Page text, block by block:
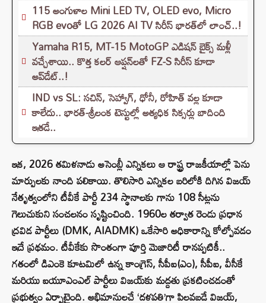
115 అంగుళాల Mini LED TV, OLED evo, Micro
RGB evoతో LG 2026 AI TV సిరీస్ భారత్‌లో లాంచ్..!
Yamaha R15, MT-15 MotoGP ఎడిషన్ బైక్స్ మళ్లీ
వచ్చేశాయి.. కొత్త కలర్ ఆప్షన్‌లతో FZ-S సిరీస్ కూడా
అప్‌డేట్..!
IND vs SL: సచిన్, సెహ్వాగ్, ధోనీ, రోహిత్‌ వల్ల కూడా
కాలేదు.. భారత్-శ్రీలంక టెస్టుల్లో అత్యధిక సిక్సర్లు బాదింది
ఇతడే..
ఇక, 2026 తమిళనాడు అసెంబ్లీ ఎన్నికలు ఆ రాష్ట్ర రాజకీయాల్లో పెను
మార్పులకు నాంది పలికాయి. తొలిసారి ఎన్నికల బరిలోకి దిగిన విజయ్
నేతృత్వంలోని టీవీకే పార్టీ 234 స్థానాలకు గాను 108 సీట్లను
గెలుచుకుని సంచలనం సృష్టించింది. 1960ల తర్వాత రెండు ప్రధాన
ద్రవిడ పార్టీలు (DMK, AIADMK) ఒకేసారి అధికారాన్ని కోల్పోవడం
ఇదే ప్రథమం. టీవీకేకు సొంతంగా పూర్తి మెజారిటీ రానప్పటికీ..
గతంలో డిఎంకె కూటమిలో ఉన్న కాంగ్రెస్, సీపీఐ(ఎం), సీపీఐ, వీసీకే
మరియు ఐయూఎంఎల్ పార్టీలు విజయ్‌కు మద్దతు ప్రకటించడంతో
ప్రభుత్వం ఏర్పాటైంది. అభిమానులచే ‘దళపతి’గా పిలవబడే విజయ్,